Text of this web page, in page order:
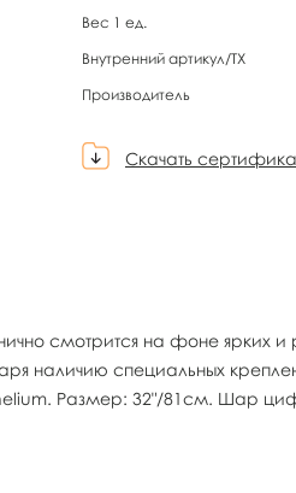
Вес 1 ед.
Внутренний артикул/TX
Производитель
Скачать
смотрится на фоне ярких и
наличию специальных
helium. Размер: 32"/81см.